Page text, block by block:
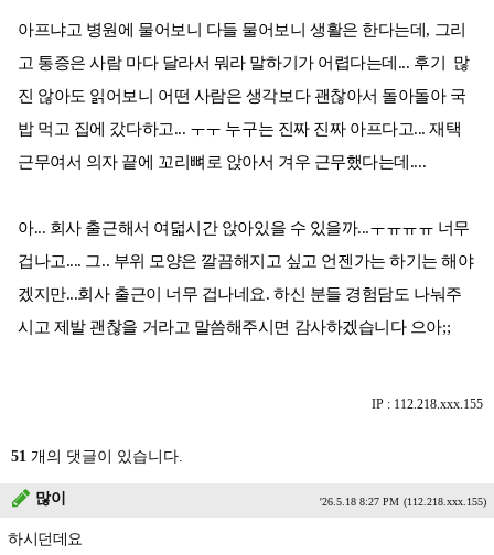
아프냐고 병원에 물어보니 다들 물어보니 생활은 한다는데, 그리
고 통증은 사람 마다 달라서 뭐라 말하기가 어렵다는데... 후기 많
진 않아도 읽어보니 어떤 사람은 생각보다 괜찮아서 돌아돌아 국
밥 먹고 집에 갔다하고... ㅜㅜ 누구는 진짜 진짜 아프다고... 재택
근무여서 의자 끝에 꼬리뼈로 앉아서 겨우 근무했다는데....
아... 회사 출근해서 여덟시간 앉아있을 수 있을까...ㅜㅠㅠㅠ 너무
겁나고.... 그.. 부위 모양은 깔끔해지고 싶고 언젠가는 하기는 해야
겠지만...회사 출근이 너무 겁나네요. 하신 분들 경험담도 나눠주
시고 제발 괜찮을 거라고 말씀해주시면 감사하겠습니다 으아;;
IP : 112.218.xxx.155
51 개의 댓글이 있습니다.
많이 '26.5.18 8:27 PM (112.218.xxx.155)
하시던데요